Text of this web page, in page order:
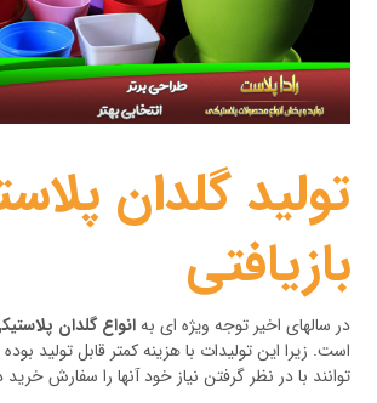
تولید گلدان
بازیافتی
در سالهای اخیر توجه ویژه ای بهانواع گلدان
است. زیرا این تولیدات با هزینه کمتر قابل تولید
توانند با در نظر گرفتن نیاز خود آنها را سفارش